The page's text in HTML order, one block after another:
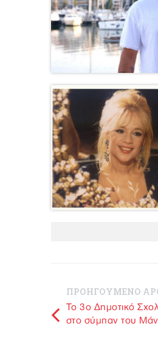
ΠΡΟΗΓΟΥΜΕΝΟ
Το 3ο Δημοτικό
στο σύμπαν του